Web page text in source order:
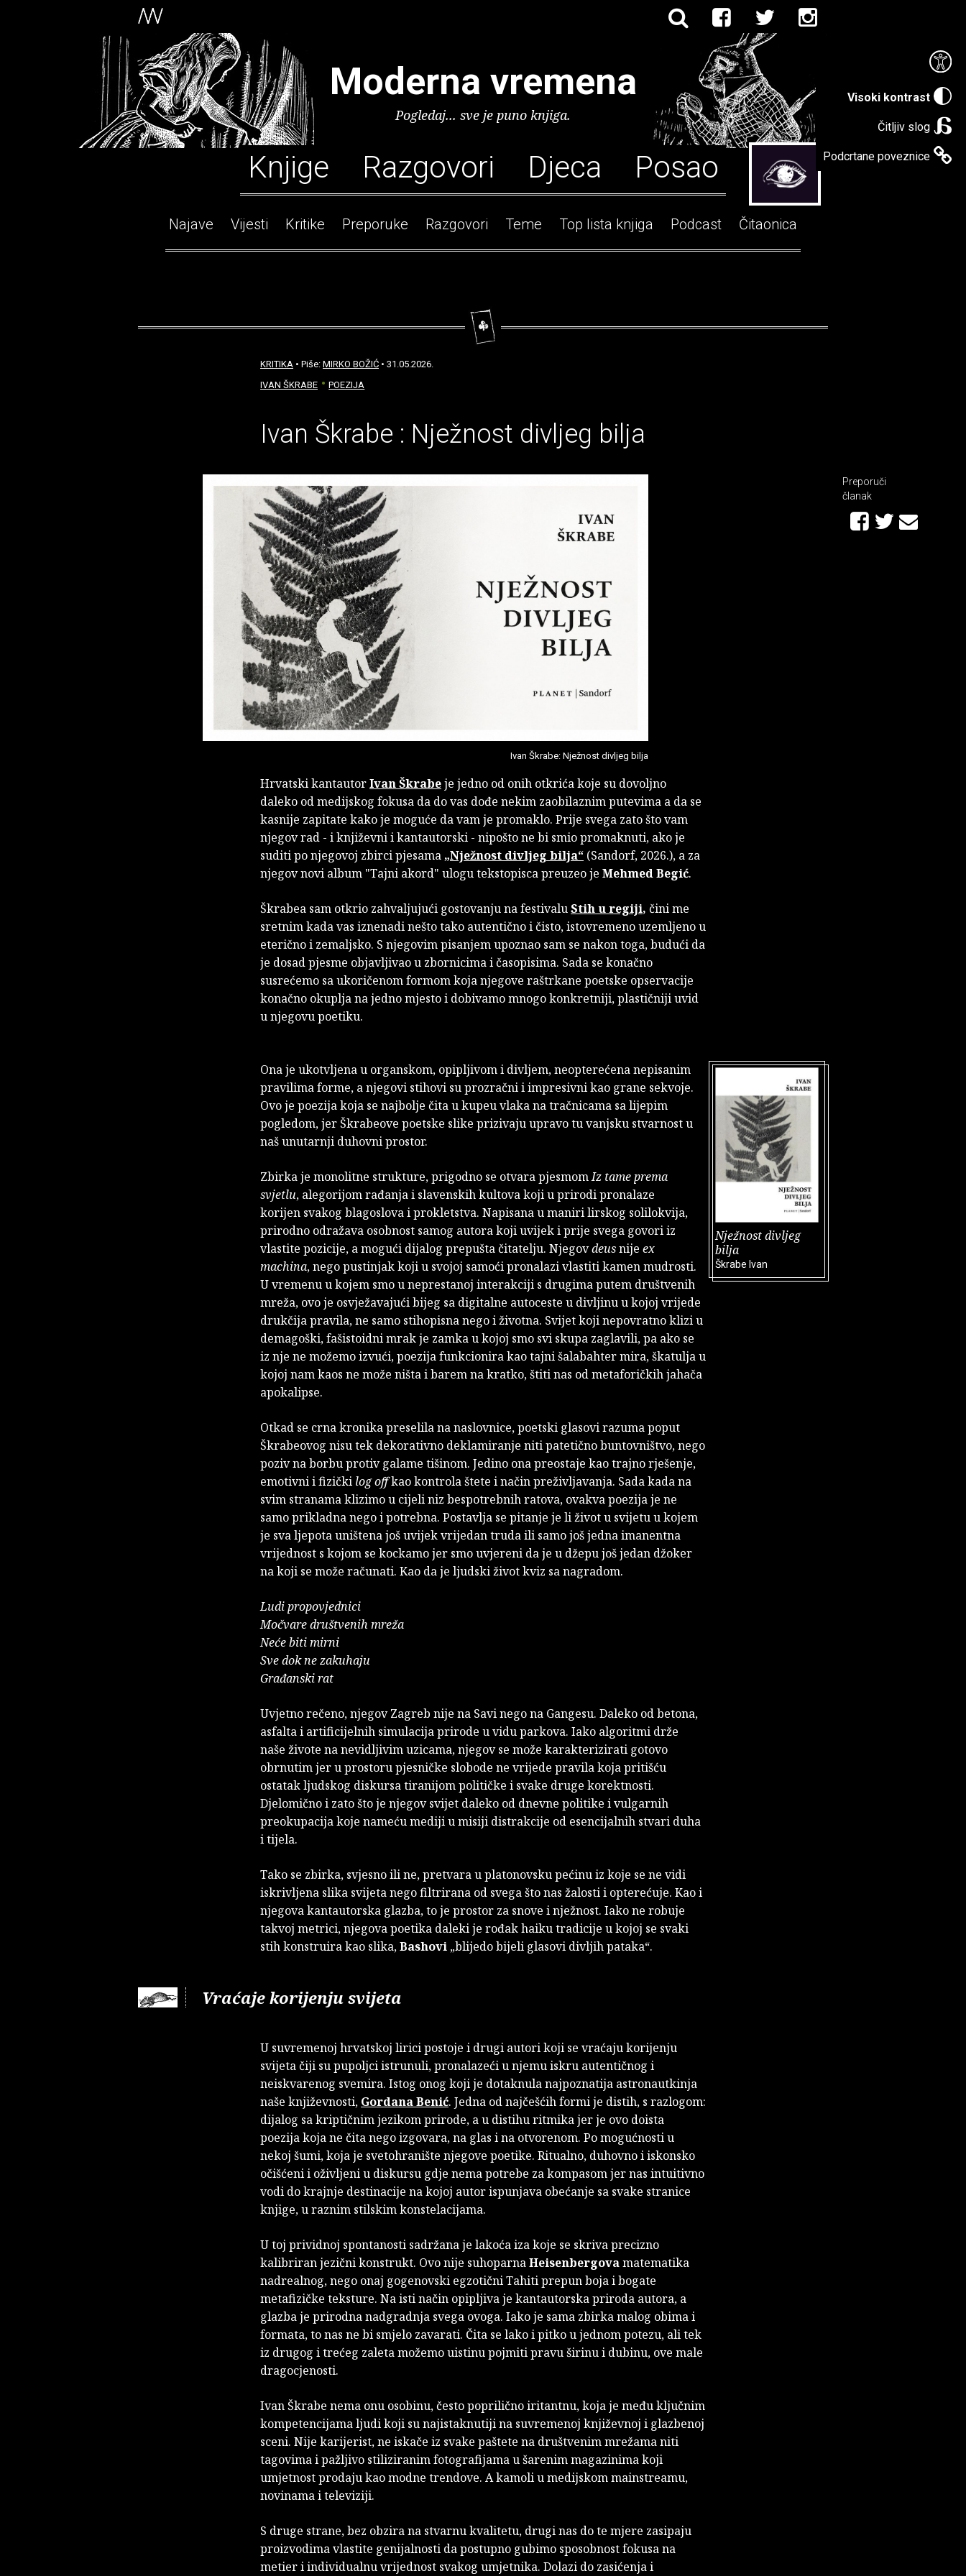
Visoki kontrast
Čitljiv slog
Podcrtane poveznice
Moderna vremena
Pogledaj... sve je puno knjiga.
Knjige Razgovori Djeca Posao
Najave Vijesti Kritike Preporuke Razgovori Teme Top lista knjiga Podcast Čitaonica
KRITIKA • Piše: MIRKO BOŽIĆ • 31.05.2026.
IVAN ŠKRABE
POEZIJA
Ivan Škrabe : Nježnost divljeg bilja
Ivan Škrabe: Nježnost divljeg bilja
Hrvatski kantautorIvan Škrabeje jedno od onih otkrića koje su dovoljno
daleko od medijskog fokusa da do vas dođe nekim zaobilaznim putevima a da se
kasnije zapitate kako je moguće da vam je promaklo. Prije svega zato što vam
njegov rad - i književni i kantautorski - nipošto ne bi smio promaknuti, ako je
suditi po njegovoj zbirci pjesama „Nježnost divljeg bilja“ (Sandorf, 2026.), a za
njegov novi album "Tajni akord" ulogu tekstopisca preuzeo je Mehmed Begić.
Škrabea sam otkrio zahvaljujući gostovanju na festivaluStih u regiji, čini me
sretnim kada vas iznenadi nešto tako autentično i čisto, istovremeno uzemljeno u
eterično i zemaljsko. S njegovim pisanjem upoznao sam se nakon toga, budući da
je dosad pjesme objavljivao u zbornicima i časopisima. Sada se konačno
susrećemo sa ukoričenom formom koja njegove raštrkane poetske opservacije
konačno okuplja na jedno mjesto i dobivamo mnogo konkretniji, plastičniji uvid
u njegovu poetiku.
Nježnost divljeg
bilja
Škrabe Ivan
Ona je ukotvljena u organskom, opipljivom i divljem, neopterećena nepisanim
pravilima forme, a njegovi stihovi su prozračni i impresivni kao grane sekvoje.
Ovo je poezija koja se najbolje čita u kupeu vlaka na tračnicama sa lijepim
pogledom, jer Škrabeove poetske slike prizivaju upravo tu vanjsku stvarnost u
naš unutarnji duhovni prostor.
Zbirka je monolitne strukture, prigodno se otvara pjesmomIz tame prema
svjetlu, alegorijom rađanja i slavenskih kultova koji u prirodi pronalaze
korijen svakog blagoslova i prokletstva. Napisana u maniri lirskog solilokvija,
prirodno odražava osobnost samog autora koji uvijek i prije svega govori iz
vlastite pozicije, a mogući dijalog prepušta čitatelju. Njegovdeusnije ex
machina, nego pustinjak koji u svojoj samoći pronalazi vlastiti kamen mudrosti.
U vremenu u kojem smo u neprestanoj interakciji s drugima putem društvenih
mreža, ovo je osvježavajući bijeg sa digitalne autoceste u divljinu u kojoj vrijede
drukčija pravila, ne samo stihopisna nego i životna. Svijet koji nepovratno klizi u
demagoški, fašistoidni mrak je zamka u kojoj smo svi skupa zaglavili, pa ako se
iz nje ne možemo izvući, poezija funkcionira kao tajni šalabahter mira, škatulja u
kojoj nam kaos ne može ništa i barem na kratko, štiti nas od metaforičkih jahača
apokalipse.
Otkad se crna kronika preselila na naslovnice, poetski glasovi razuma poput
Škrabeovog nisu tek dekorativno deklamiranje niti patetično buntovništvo, nego
poziv na borbu protiv galame tišinom. Jedino ona preostaje kao trajno rješenje,
emotivni i fizički log offkao kontrola štete i način preživljavanja. Sada kada na
svim stranama klizimo u cijeli niz bespotrebnih ratova, ovakva poezija je ne
samo prikladna nego i potrebna. Postavlja se pitanje je li život u svijetu u kojem
je sva ljepota uništena još uvijek vrijedan truda ili samo još jedna imanentna
vrijednost s kojom se kockamo jer smo uvjereni da je u džepu još jedan džoker
na koji se može računati. Kao da je ljudski život kviz sa nagradom.
Ludi propovjednici
Močvare društvenih mreža
Neće biti mirni
Sve dok ne zakuhaju
Građanski rat
Uvjetno rečeno, njegov Zagreb nije na Savi nego na Gangesu. Daleko od betona,
asfalta i artificijelnih simulacija prirode u vidu parkova. Iako algoritmi drže
naše živote na nevidljivim uzicama, njegov se može karakterizirati gotovo
obrnutim jer u prostoru pjesničke slobode ne vrijede pravila koja pritišću
ostatak ljudskog diskursa tiranijom političke i svake druge korektnosti.
Djelomično i zato što je njegov svijet daleko od dnevne politike i vulgarnih
preokupacija koje nameću mediji u misiji distrakcije od esencijalnih stvari duha
i tijela.
Tako se zbirka, svjesno ili ne, pretvara u platonovsku pećinu iz koje se ne vidi
iskrivljena slika svijeta nego filtrirana od svega što nas žalosti i opterećuje. Kao i
njegova kantautorska glazba, to je prostor za snove i nježnost. Iako ne robuje
takvoj metrici, njegova poetika daleki je rođak haiku tradicije u kojoj se svaki
stih konstruira kao slika,Bashovi „blijedo bijeli glasovi divljih pataka“.
Vraćaje korijenju svijeta
U suvremenoj hrvatskoj lirici postoje i drugi autori koji se vraćaju korijenju
svijeta čiji su pupoljci istrunuli, pronalazeći u njemu iskru autentičnog i
neiskvarenog svemira. Istog onog koji je dotaknula najpoznatija astronautkinja
naše književnosti, Gordana Benić. Jedna od najčešćih formi je distih, s razlogom:
dijalog sa kriptičnim jezikom prirode, a u distihu ritmika jer je ovo doista
poezija koja ne čita nego izgovara, na glas i na otvorenom. Po mogućnosti u
nekoj šumi, koja je svetohranište njegove poetike. Ritualno, duhovno i iskonsko
očišćeni i oživljeni u diskursu gdje nema potrebe za kompasom jer nas intuitivno
vodi do krajnje destinacije na kojoj autor ispunjava obećanje sa svake stranice
knjige, u raznim stilskim konstelacijama.
U toj prividnoj spontanosti sadržana je lakoća iza koje se skriva precizno
kalibriran jezični konstrukt. Ovo nije suhoparnaHeisenbergovamatematika
nadrealnog, nego onaj gogenovski egzotični Tahiti prepun boja i bogate
metafizičke teksture. Na isti način opipljiva je kantautorska priroda autora, a
glazba je prirodna nadgradnja svega ovoga. Iako je sama zbirka malog obima i
formata, to nas ne bi smjelo zavarati. Čita se lako i pitko u jednom potezu, ali tek
iz drugog i trećeg zaleta možemo uistinu pojmiti pravu širinu i dubinu, ove male
dragocjenosti.
Ivan Škrabe nema onu osobinu, često poprilično iritantnu, koja je među ključnim
kompetencijama ljudi koji su najistaknutiji na suvremenoj književnoj i glazbenoj
sceni. Nije karijerist, ne iskače iz svake paštete na društvenim mrežama niti
tagovima i pažljivo stiliziranim fotografijama u šarenim magazinima koji
umjetnost prodaju kao modne trendove. A kamoli u medijskom mainstreamu,
novinama i televiziji.
S druge strane, bez obzira na stvarnu kvalitetu, drugi nas do te mjere zasipaju
proizvodima vlastite genijalnosti da postupno gubimo sposobnost fokusa na
metier i individualnu vrijednost svakog umjetnika. Dolazi do zasićenja i
Preporuči
članak